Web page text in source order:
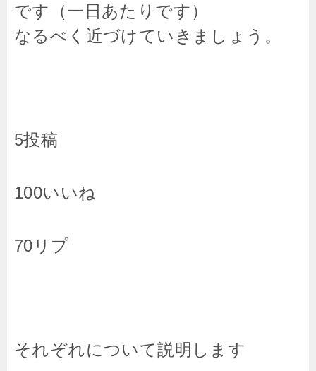
です（一日あたりです）
なるべく近づけていきましょう。
5投稿
100いいね
70リプ
それぞれについて説明します